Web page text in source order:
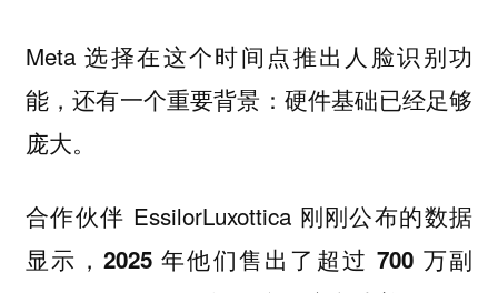
Meta 选择在这个时间点推出人脸识别功
能，还有一个重要背景：硬件基础已经足够
庞大。
合作伙伴 EssilorLuxottica 刚刚公布的数据
显示， 2025 年他们售出了超过 700 万副